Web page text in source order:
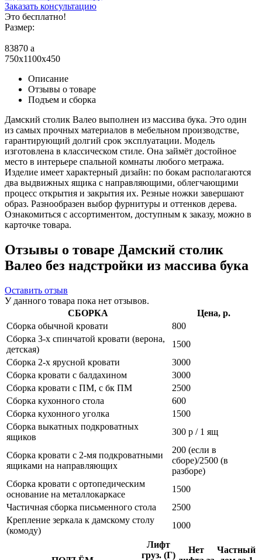
Заказать консультацию
Это бесплатно!
Размер:
83870 a
750x1100x450
Описание
Отзывы о товаре
Подъем и сборка
Дамский столик Валео выполнен из массива бука. Это один
из самых прочных материалов в мебельном производстве,
гарантирующий долгий срок эксплуатации. Модель
изготовлена в классическом стиле. Она займёт достойное
место в интерьере спальной комнаты любого метража.
Изделие имеет характерный дизайн: по бокам располагаются
два выдвижных ящика с направляющими, облегчающими
процесс открытия и закрытия их. Резные ножки завершают
образ. Разнообразен выбор фурнитуры и оттенков дерева.
Ознакомиться с ассортиментом, доступным к заказу, можно в
карточке товара.
Отзывы о товаре Дамский столик
Валео без надстройки из массива бука
Оставить отзыв
У данного товара пока нет отзывов.
СБОРКА
Цена, р.
Сборка обычной кровати
800
Сборка 3-х спинчатой кровати (верона,
детская)
1500
Сборка 2-х ярусной кровати
3000
Сборка кровати с балдахином
3000
Сборка кровати с ПМ, с бк ПМ
2500
Сборка кухонного стола
600
Сборка кухонного уголка
1500
Сборка выкатных подкроватных
ящиков
300 р / 1 ящ
Сборка кровати с 2-мя подкроватными
ящиками на направляющих
200 (если в
сборе)/2500 (в
разборе)
Сборка кровати с ортопедическим
основание на металлокаркасе
1500
Частичная сборка письменного стола
2500
Крепление зеркала к дамскому столу
(комоду)
1000
Лифт
груз. (Г)
Нет
Частный